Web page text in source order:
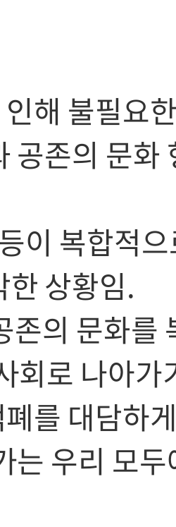
해 불필요
공존의 문화
이 복합적
상황임.
존의 문화를
회로 나아가
를 대담하
는 우리 모두